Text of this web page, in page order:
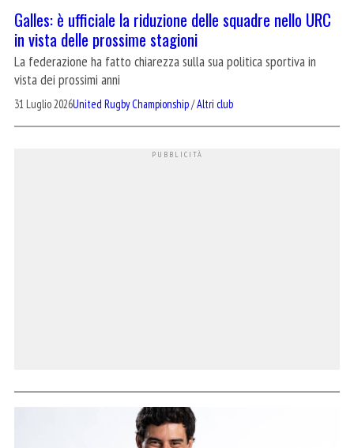
Galles: è ufficiale la riduzione delle squadre nello URC
in vista delle prossime stagioni
La federazione ha fatto chiarezza sulla sua politica sportiva in
vista dei prossimi anni
31 Luglio 2026United Rugby Championship/Altri club